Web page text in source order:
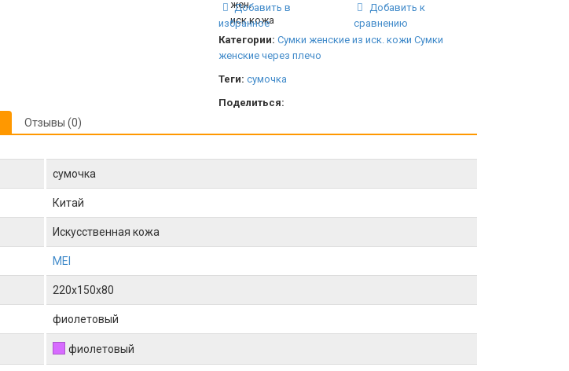
Добавить в
избранное
Добавить к
сравнению
Категории: Сумки женские из иск. кожи Сумки
женские через плечо
Теги: сумочка
Поделиться:
Отзывы (0)
сумочка
Китай
Искусственная кожа
MEI
220x150x80
фиолетовый
фиолетовый